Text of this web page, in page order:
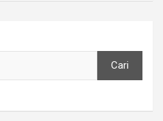
Cari